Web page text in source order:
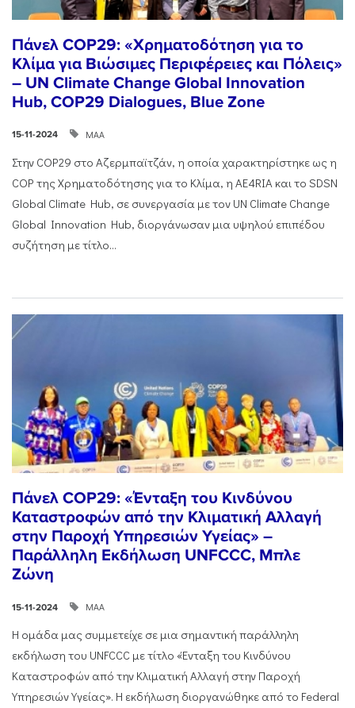
Πάνελ COP29: «Χρηματοδότηση για το
Κλίμα για Βιώσιμες Περιφέρειες και Πόλεις»
– UN Climate Change Global Innovation
Hub, COP29 Dialogues, Blue Zone
15-11-2024 ΜΑΑ
Στην COP29 στο Αζερμπαϊτζάν, η οποία χαρακτηρίστηκε ως η
COP της Χρηματοδότησης για το Κλίμα, η AE4RIA και το SDSN
Global Climate Hub, σε συνεργασία με τον UN Climate Change
Global Innovation Hub, διοργάνωσαν μια υψηλού επιπέδου
συζήτηση με τίτλο...
Πάνελ COP29: «Ένταξη του Κινδύνου
Καταστροφών από την Κλιματική Αλλαγή
στην Παροχή Υπηρεσιών Υγείας» –
Παράλληλη Εκδήλωση UNFCCC, Μπλε
Ζώνη
15-11-2024 ΜΑΑ
Η ομάδα μας συμμετείχε σε μια σημαντική παράλληλη
εκδήλωση του UNFCCC με τίτλο «Ένταξη του Κινδύνου
Καταστροφών από την Κλιματική Αλλαγή στην Παροχή
Υπηρεσιών Υγείας». Η εκδήλωση διοργανώθηκε από το Federal